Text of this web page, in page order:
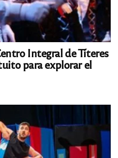
Integral de Títeres
para explorar el